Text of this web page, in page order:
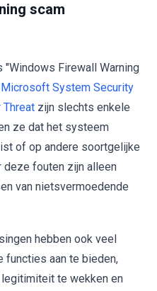
scam
Firewall Warning
Microsoft System Security
Threat zijn slechts enkele
ze dat het systeem
of op andere soortgelijke
deze fouten zijn alleen
van nietsvermoedende
hebben ook veel
functies aan te bieden,
legitimiteit te wekken en